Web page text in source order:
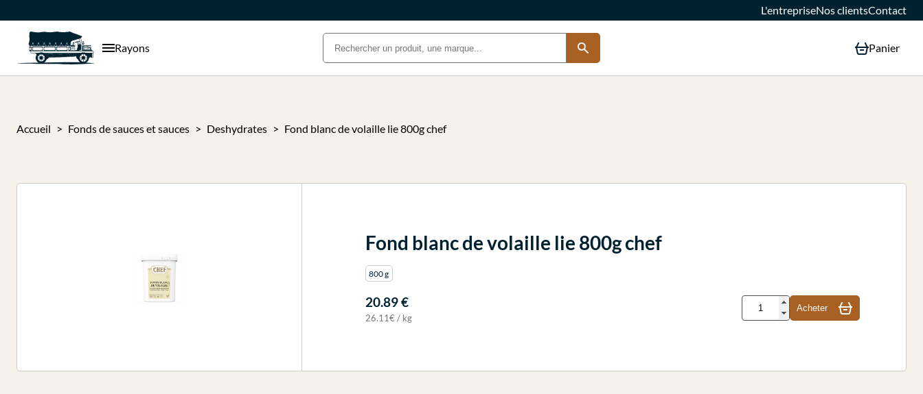
L'entrepriseNos clientsContact
Rayons Panier
Accueil Fonds de sauces et sauces Deshydrates Fond blanc de volaille lie 800g chef
Fond blanc de volaille lie 800g chef
800 g
20.89 €
26.11€ / kg
Acheter